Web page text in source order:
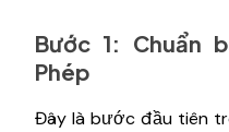
Bước 1: Chuẩn
Phép
Đây là bước đầu tiên